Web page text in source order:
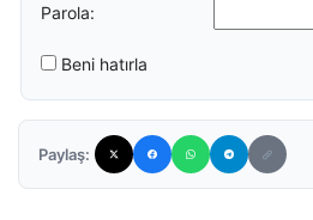
Parola:
Beni hatırla
Paylaş: